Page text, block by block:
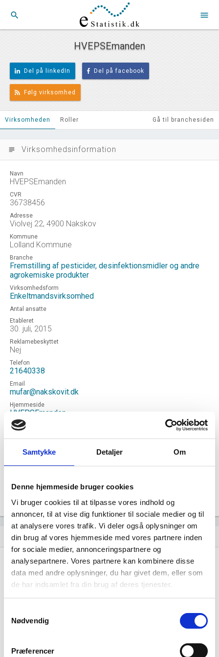
Samtykke Detaljer Om
Denne hjemmeside bruger cookies
Vi bruger cookies til at tilpasse vores indhold og
annoncer, til at vise dig funktioner til sociale medier og til
at analysere vores trafik. Vi deler også oplysninger om
din brug af vores hjemmeside med vores partnere inden
for sociale medier, annonceringspartnere og
analysepartnere. Vores partnere kan kombinere disse
data med andre oplysninger, du har givet dem, eller som
de har indsamlet fra din brug af deres tjenester.
Nødvendig
Præferencer
search menu
HVEPSEmanden
Del på linkedIn Del på facebook
Følg virksomhed
Virksomheden Roller Gå til branchesiden
subject Virksomhedsinformation
Navn
HVEPSEmanden
CVR
36738456
Adresse
Violvej 22, 4900 Nakskov
Kommune
Lolland Kommune
Branche
Fremstilling af pesticider, desinfektionsmidler og andre
agrokemiske produkter
Virksomhedsform
Enkeltmandsvirksomhed
Antal ansatte
Etableret
30. juli, 2015
Reklamebeskyttet
Nej
Telefon
21640338
Email
mufar@nakskovit.dk
Hjemmeside
HVEPSEmanden
Status
Aktiv
Uoplyst
Formål
Tegningsregel
show_chart Udvikling i antal ansatte
5 - 9
5 - 9
20 - 49
20 - 49
1000+
1000+